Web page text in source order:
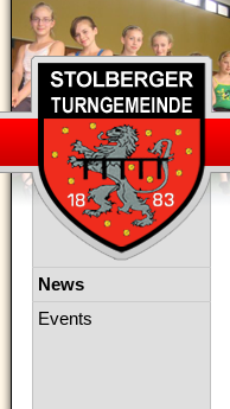
Navigation
News
Events